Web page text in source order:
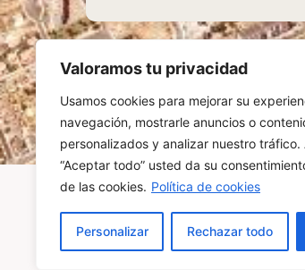
Valoramos tu privacidad
Usamos cookies para mejorar su
navegación, mostrarle anuncios o
personalizados y analizar nuestro tráfico.
“Aceptar todo” usted da su
de las cookies. Política de cookies
Personalizar Rechazar todo